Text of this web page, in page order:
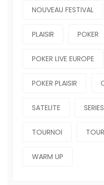
NOUVEAU FESTIVAL
PLAISIR POKER
POKER LIVE EUROPE
POKER PLAISIR
SATELITE SERIES
TOURNOI
WARM UP